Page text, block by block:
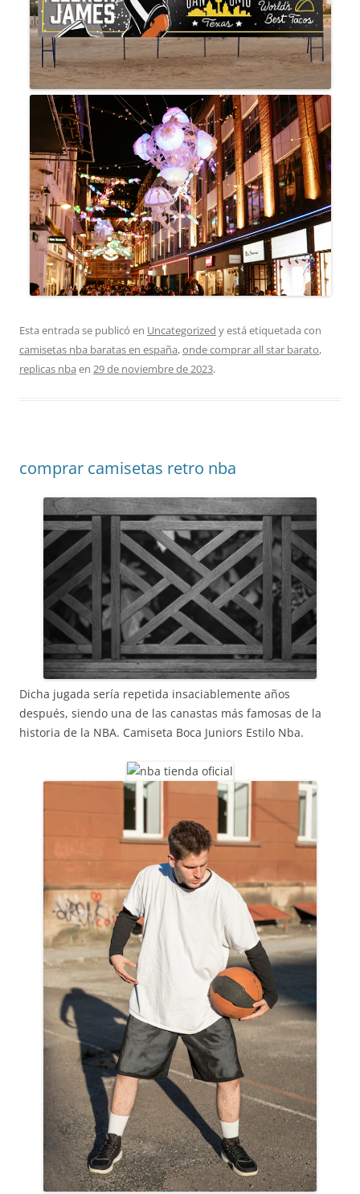
Esta entrada se publicó en Uncategorized y está etiquetada con
camisetas nba baratas en españa,onde comprar all star barato,
replicas nba en 29 de noviembre de 2023.
comprar camisetas retro nba
Dicha jugada sería repetida insaciablemente años
después, siendo una de las canastas más famosas de la
historia de la NBA. Camiseta Boca Juniors Estilo Nba.